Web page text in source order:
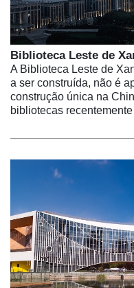
Biblioteca Leste de
A Biblioteca Leste de
a ser construída, não é
construção única na
bibliotecas